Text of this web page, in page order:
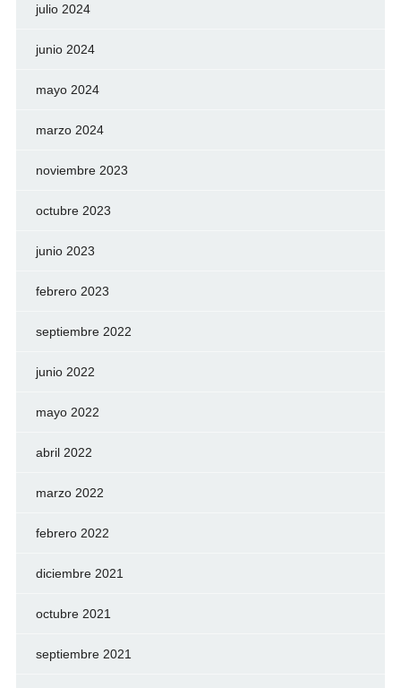
julio 2024
junio 2024
mayo 2024
marzo 2024
noviembre 2023
octubre 2023
junio 2023
febrero 2023
septiembre 2022
junio 2022
mayo 2022
abril 2022
marzo 2022
febrero 2022
diciembre 2021
octubre 2021
septiembre 2021